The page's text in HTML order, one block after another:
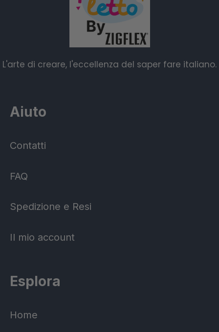
L'arte di creare, l'eccellenza del saper fare italiano.
Aiuto
Contatti
FAQ
Spedizione e Resi
Il mio account
Esplora
Home